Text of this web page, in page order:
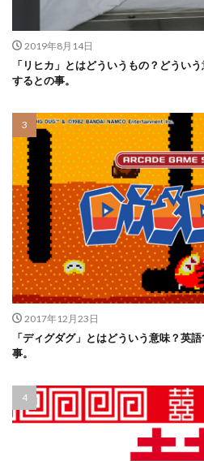
2019年8月14日
「リヒカ」とはどういうもの？どうい
するとの事。
2017年12月23日
「ディグダグ」とはどういう意味？英
事。